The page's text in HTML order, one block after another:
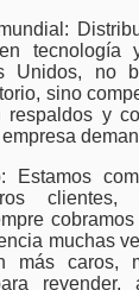
tecnología
Unidos, no
sino
y
Estamos
clientes,
muchas
más caros,
revender,